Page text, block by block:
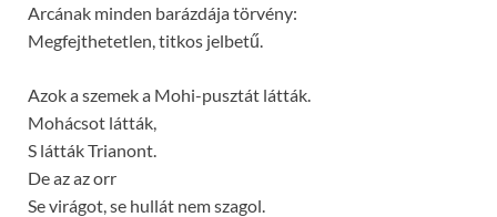
Arcának minden barázdája törvény:
Megfejthetetlen, titkos jelbetű.
Azok a szemek a Mohi-pusztát látták.
Mohácsot látták,
S látták Trianont.
De az az orr
Se virágot, se hullát nem szagol.